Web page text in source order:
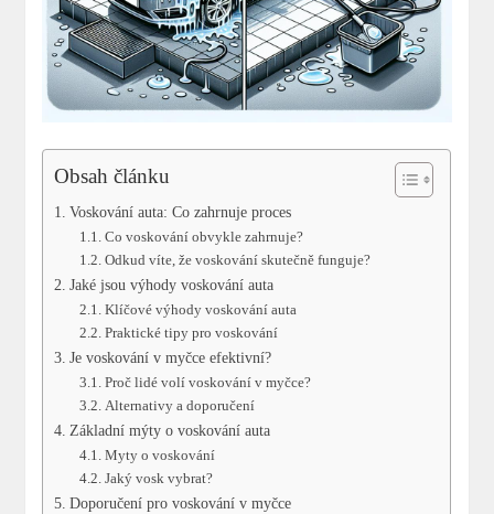
Obsah článku
Voskování auta: Co zahrnuje proces
Co voskování obvykle zahrnuje?
Odkud víte, že voskování skutečně funguje?
Jaké jsou výhody voskování auta
Klíčové výhody voskování auta
Praktické tipy pro voskování
Je voskování v myčce efektivní?
Proč lidé volí voskování v myčce?
Alternativy a doporučení
Základní mýty o voskování auta
Myty o voskování
Jaký vosk vybrat?
Doporučení pro voskování v myčce